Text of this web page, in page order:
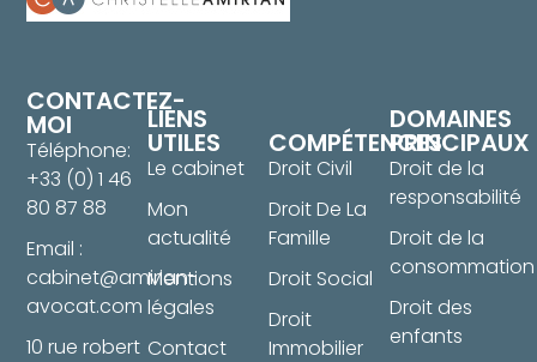
CONTACTEZ-
MOI
Téléphone:
+33 (0) 1 46
80 87 88
Email :
cabinet@amirian-
avocat.com
10 rue robert
LIENS
UTILES
Le cabinet
Mon
actualité
Mentions
légales
Contact
COMPÉTENCES
Droit Civil
Droit De La
Famille
Droit Social
Droit
Immobilier
DOMAINES
PRINCIPAUX
Droit de la
responsabilité
Droit de la
consommation
Droit des
enfants